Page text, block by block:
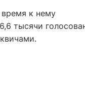
время к нему
тысячи